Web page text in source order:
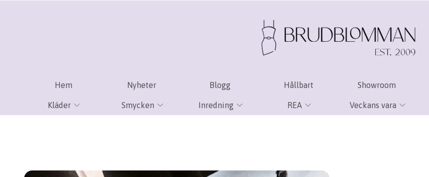
Hem Nyheter Blogg Hållbart Showroom
Kläder Smycken Inredning REA Veckans vara